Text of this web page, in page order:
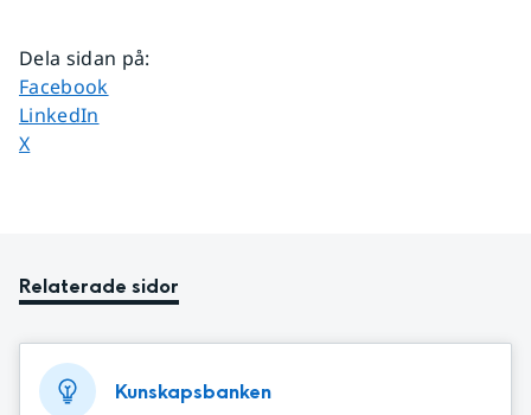
Dela sidan på:
Dela sidan på
Facebook
Dela sidan på
LinkedIn
Dela sidan på
X
Relaterade sidor
Kunskapsbanken